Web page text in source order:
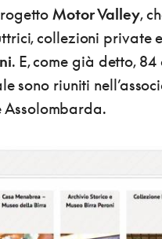
Motor Valley,
collezioni private
. E, come già detto,
sono riuniti
Assolombarda.